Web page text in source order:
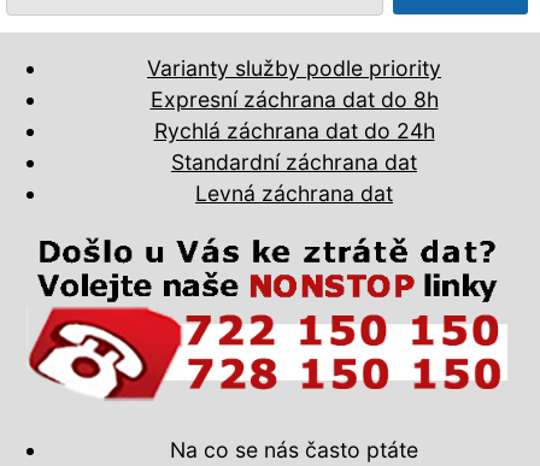
Varianty služby podle priority
Expresní záchrana dat do 8h
Rychlá záchrana dat do 24h
Standardní záchrana dat
Levná záchrana dat
Na co se nás často ptáte